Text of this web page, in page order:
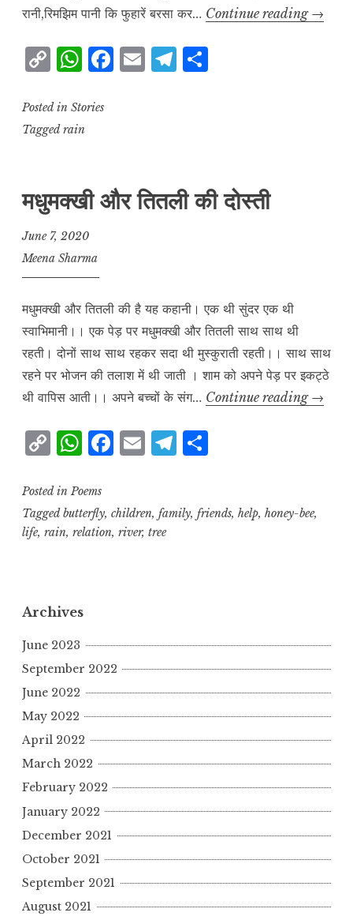
रानी,रिमझिम पानी कि फुहारें बरसा कर… Continue reading छम
→
C
p
y
n
k
W
at
s
p
p
F
o
o
E
T
a
m
Posted in Stories
Taggedrain
मधुमक्खी और तितली की दोस्ती
June 7, 2020
Meena Sharma
मधुमक्खी और तितली की है यह कहानी। एक थी सुंदर एक थी
स्वाभिमानी।। एक पेड़ पर मधुमक्खी और तितली साथ साथ थी
रहती। दोनों साथ साथ रहकर सदा थी मुस्कुराती रहती।। साथ साथ
रहने पर भोजन की तलाश में थी जाती । शाम को अपने पेड़ पर इकट्ठे
थी वापिस आती।। अपने बच्चों के संग… Continue reading मधुमक्खी
→
C
p
y
L
k
W
at
s
A
F
e
b
E
l
T
g r
Posted in Poems
Tagged butterfly, children, family, friends, help, honey-bee,
life, rain, relation, river, tree
Archives
June 2023
September 2022
June 2022
May 2022
April 2022
March 2022
February 2022
January 2022
December 2021
October 2021
September 2021
August 2021